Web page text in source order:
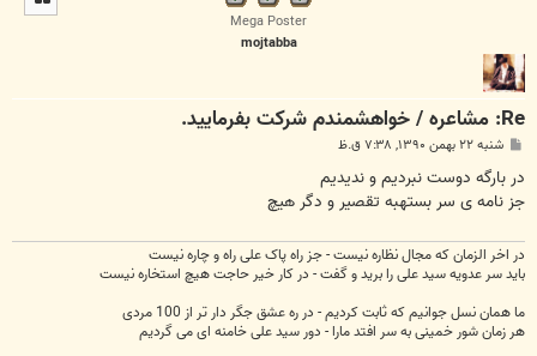
Mega Poster
mojtabba
Re: مشاعره / خواهشمندم شرکت بفرماييد.
پ
ت
شنبه ۲۲ بهمن ۱۳۹۰, ۷:۳۸ ق.ظ
در بارگه دوست نبردیم و ندیدیم
جز نامه ی سر بستهبه تقصیر و دگر هیچ
در اخر الزمان که مجال نظاره نیست - جز راه پاک علی راه و چاره نیست
باید سر عدویه سید علی را برید و گفت - در کار خیر حاجت هیچ استخاره نیست
ما همان نسل جوانیم که ثابت کردیم - در ره عشق جگر دار تر از 100 مردی
هر زمان شور خمینی به سر افتد مارا - دور سید علی خامنه ای می گردیم